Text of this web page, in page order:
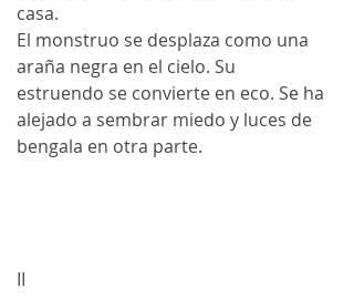
casa.
El monstruo se desplaza como una
araña negra en el cielo. Su
estruendo se convierte en eco. Se ha
alejado a sembrar miedo y luces de
bengala en otra parte.
II